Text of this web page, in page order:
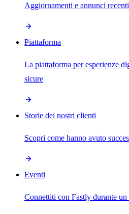
Aggiornamenti e annunci recenti
Piattaforma
La piattaforma per esperienze
sicure
Storie dei nostri clienti
Scopri come hanno avuto
Eventi
Connettiti con Fastly durante un